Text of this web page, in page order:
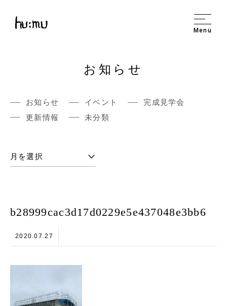
Menu
お知らせ
お知らせ イベント
完成見学会
更新情報
未分類
b28999cac3d17d0229e5e437048e3bb6
2020.07.27